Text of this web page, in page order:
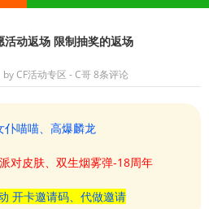
活动返场 限制抽奖的返场
byCF活动专区 - C哥 8条评论
仆喵喵、高爆麟龙
对皮肤、双生烟雾弹-18周年
开卡邀请码、代做邀请